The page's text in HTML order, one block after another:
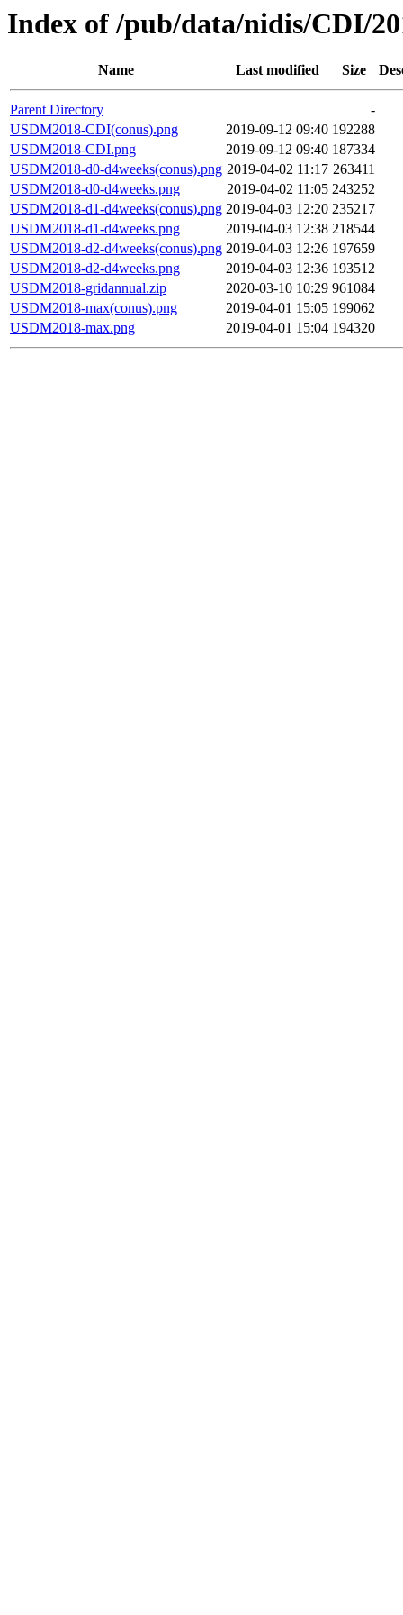
Index of /pub/data/nidis/CDI/
Name Last modified Size
Parent Directory
-
USDM2018-CDI(conus).png
2019-09-12 09:40 192288
USDM2018-CDI.png
2019-09-12 09:40 187334
USDM2018-d0-d4weeks(conus).png 2019-04-02 11:17 263411
USDM2018-d0-d4weeks.png
2019-04-02 11:05 243252
USDM2018-d1-d4weeks(conus).png 2019-04-03 12:20 235217
USDM2018-d1-d4weeks.png
2019-04-03 12:38 218544
USDM2018-d2-d4weeks(conus).png 2019-04-03 12:26 197659
USDM2018-d2-d4weeks.png
2019-04-03 12:36 193512
USDM2018-gridannual.zip
2020-03-10 10:29 961084
USDM2018-max(conus).png
2019-04-01 15:05 199062
USDM2018-max.png
2019-04-01 15:04 194320